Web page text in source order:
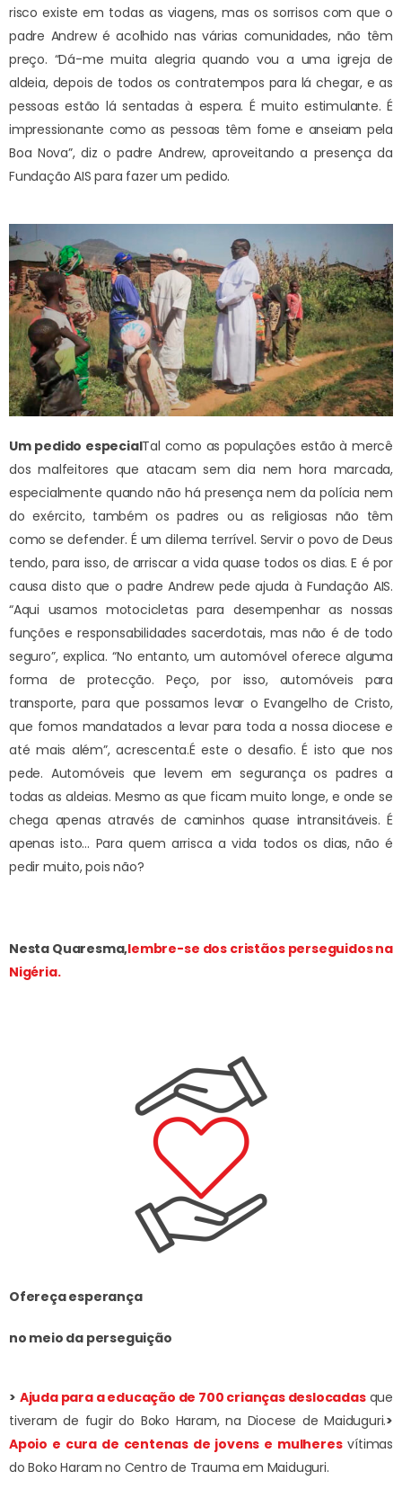
risco existe em todas as viagens, mas os sorrisos com que o
padre Andrew é acolhido nas várias comunidades, não têm
preço. “Dá-me muita alegria quando vou a uma igreja de
aldeia, depois de todos os contratempos para lá chegar, e as
pessoas estão lá sentadas à espera. É muito estimulante. É
impressionante como as pessoas têm fome e anseiam pela
Boa Nova”, diz o padre Andrew, aproveitando a presença da
Fundação AIS para fazer um pedido.
Um pedido especialTal como as populações estão à mercê
dos malfeitores que atacam sem dia nem hora marcada,
especialmente quando não há presença nem da polícia nem
do exército, também os padres ou as religiosas não têm
como se defender. É um dilema terrível. Servir o povo de Deus
tendo, para isso, de arriscar a vida quase todos os dias. E é por
causa disto que o padre Andrew pede ajuda à Fundação AIS.
“Aqui usamos motocicletas para desempenhar as nossas
funções e responsabilidades sacerdotais, mas não é de todo
seguro”, explica. “No entanto, um automóvel oferece alguma
forma de protecção. Peço, por isso, automóveis para
transporte, para que possamos levar o Evangelho de Cristo,
que fomos mandatados a levar para toda a nossa diocese e
até mais além”, acrescenta.É este o desafio. É isto que nos
pede. Automóveis que levem em segurança os padres a
todas as aldeias. Mesmo as que ficam muito longe, e onde se
chega apenas através de caminhos quase intransitáveis. É
apenas isto… Para quem arrisca a vida todos os dias, não é
pedir muito, pois não?
Nesta Quaresma,lembre-se dos cristãos perseguidos na
Nigéria.
Ofereça esperança
no meio da perseguição
> Ajuda para a educação de 700 crianças deslocadasque
tiveram de fugir do Boko Haram, na Diocese de Maiduguri.>
Apoio e cura de centenas de jovens e mulheresvítimas
do Boko Haram no Centro de Trauma em Maiduguri.